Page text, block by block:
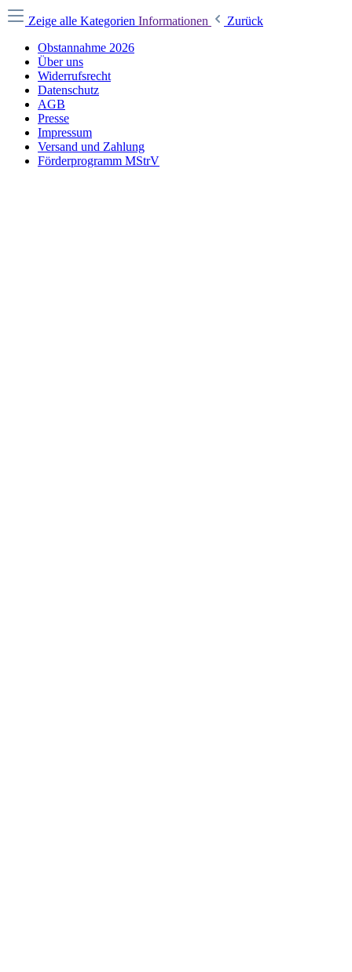
Zeige alle Kategorien Informationen
Zurück
Obstannahme 2026
Über uns
Widerrufsrecht
Datenschutz
AGB
Presse
Impressum
Versand und Zahlung
Förderprogramm MStrV